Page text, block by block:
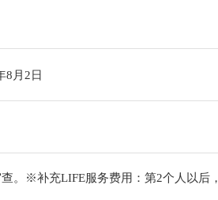
8月2日
。※补充LIFE服务费用：第2个人以后，